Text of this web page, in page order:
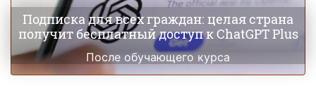
Подписка для всех граждан: целая страна
получит бесплатный доступ к ChatGPT Plus
После обучающего курса